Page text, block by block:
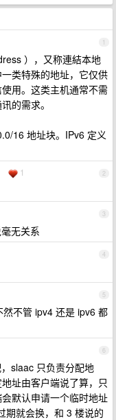
1
），又称連結本地
类特殊的地址，它仅供
用。这类主机通常不需
的需求。
16 地址块。IPv6 定义
2
1
3
无关系
4
5
不管 ipv4 还是 ipv6 都
6
slaac 只负责分配地
址由客户端说了算，只
默认申请一个临时地址
期就会换，和 3 楼说的